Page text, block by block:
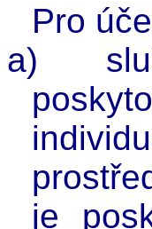
Pro
a)
je